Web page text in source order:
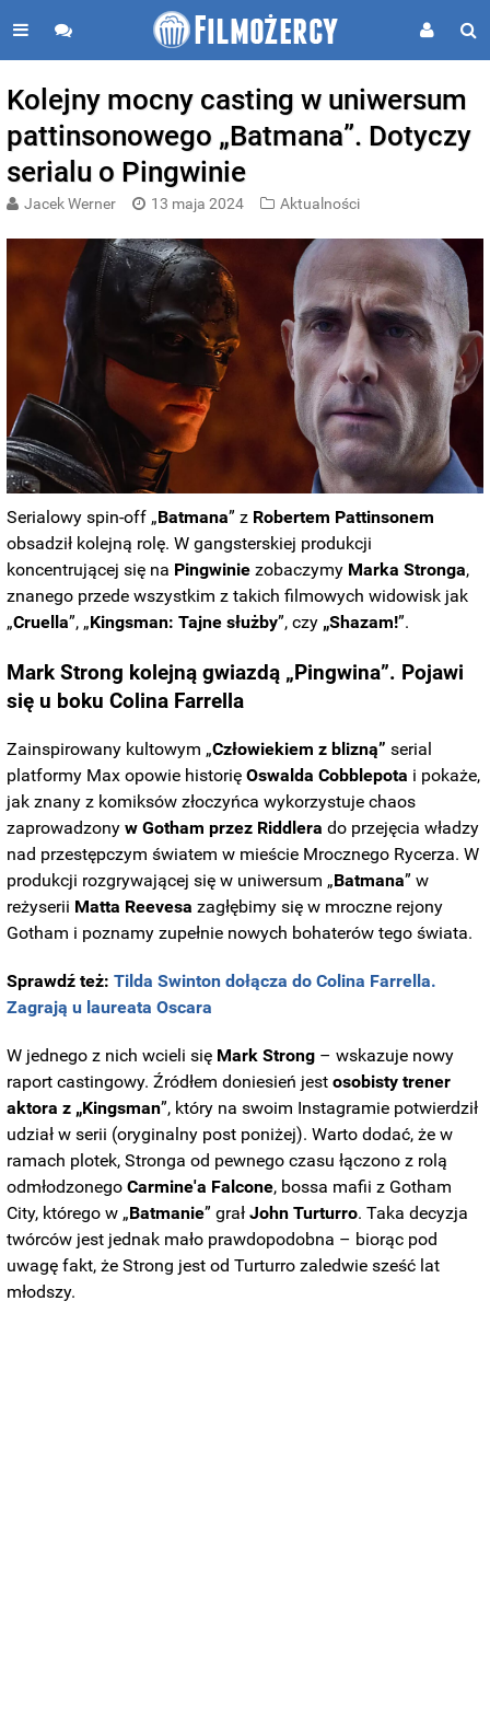
Kolejny mocny casting w uniwersum
pattinsonowego „Batmana”. Dotyczy
serialu o Pingwinie
Jacek Werner 13 maja 2024 Aktualności
Serialowy spin-off „Batmana” z Robertem Pattinsonem
obsadził kolejną rolę. W gangsterskiej produkcji
koncentrującej się na Pingwinie zobaczymy Marka Stronga,
znanego przede wszystkim z takich filmowych widowisk jak
„Cruella”, „Kingsman: Tajne służby”, czy „Shazam!”.
Mark Strong kolejną gwiazdą „Pingwina”. Pojawi
się u boku Colina Farrella
Zainspirowany kultowym „Człowiekiem z blizną” serial
platformy Max opowie historięOswalda Cobblepota i pokaże,
jak znany z komiksów złoczyńca wykorzystuje chaos
zaprowadzonyw Gotham przez Riddlera do przejęcia władzy
nad przestępczym światem w mieście Mrocznego Rycerza. W
produkcji rozgrywającej się w uniwersum „Batmana” w
reżyserii Matta Reevesa zagłębimy się w mroczne rejony
Gotham i poznamy zupełnie nowych bohaterów tego świata.
Sprawdź też:Tilda Swinton dołącza do Colina Farrella.
Zagrają u laureata Oscara
W jednego z nich wcieli się Mark Strong – wskazuje nowy
raport castingowy. Źródłem doniesień jestosobisty trener
aktora z „Kingsman”, który na swoim Instagramie potwierdził
udział w serii (oryginalny post poniżej). Warto dodać, że w
ramach plotek, Stronga od pewnego czasu łączono z rolą
odmłodzonegoCarmine'a Falcone, bossa mafii z Gotham
City, którego w „Batmanie” grałJohn Turturro. Taka decyzja
twórców jest jednak mało prawdopodobna – biorąc pod
uwagę fakt, że Strong jest od Turturro zaledwie sześć lat
młodszy.